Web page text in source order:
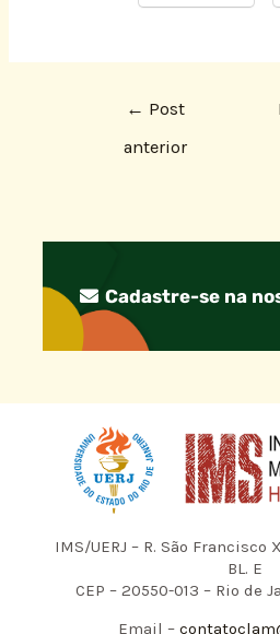
← Post
anterior
Cadastre-se na
IMS/UERJ – R. São Francisco
BL. E
CEP – 20550-013 – Rio de
Email –